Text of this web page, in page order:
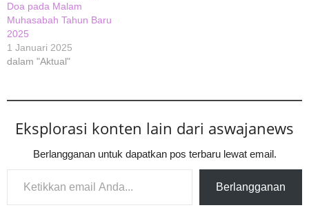
Doa pada Malam
Muhasabah Tahun Baru
2025
1 Januari 2025
dalam "Aktual"
Eksplorasi konten lain dari aswajanews
Berlangganan untuk dapatkan pos terbaru lewat email.
Ketikkan email Anda...
Berlangganan